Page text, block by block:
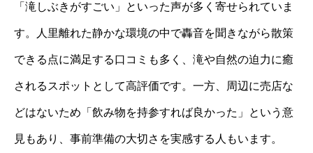
「滝しぶきがすごい」といった声が多く寄せられていま
す。人里離れた静かな環境の中で轟音を聞きながら散策
できる点に満足する口コミも多く、滝や自然の迫力に癒
されるスポットとして高評価です。一方、周辺に売店な
どはないため「飲み物を持参すれば良かった」という意
見もあり、事前準備の大切さを実感する人もいます。